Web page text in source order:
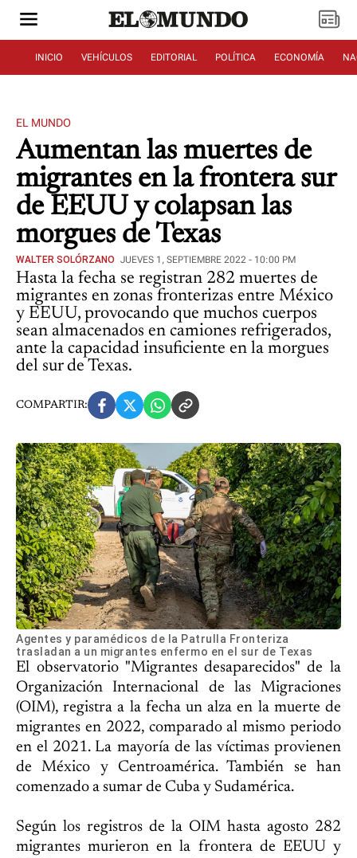
INICIO VEHÍCULOS EDITORIAL POLÍTICA ECONOMÍA
EL MUNDO
Aumentan las muertes de
migrantes en la frontera sur
de EEUU y colapsan las
morgues de Texas
WALTER SOLÓRZANO JUEVES 1, SEPTIEMBRE 2022 - 10:00 PM
Hasta la fecha se registran 282 muertes de
migrantes en zonas fronterizas entre México
y EEUU, provocando que muchos cuerpos
sean almacenados en camiones refrigerados,
ante la capacidad insuficiente en la morgues
del sur de Texas.
COMPARTIR:
Agentes y paramédicos de la Patrulla Fronteriza
trasladan a un migrantes enfermo en el sur de Texas
El observatorio "Migrantes desaparecidos" de la
Organización Internacional de las Migraciones
(OIM), registra a la fecha un alza en la muerte de
migrantes en 2022, comparado al mismo periodo
en el 2021. La mayoría de las víctimas provienen
de México y Centroamérica. También se han
comenzado a sumar de Cuba y Sudamérica.
Según los registros de la OIM hasta agosto 282
migrantes murieron en la frontera de EEUU y